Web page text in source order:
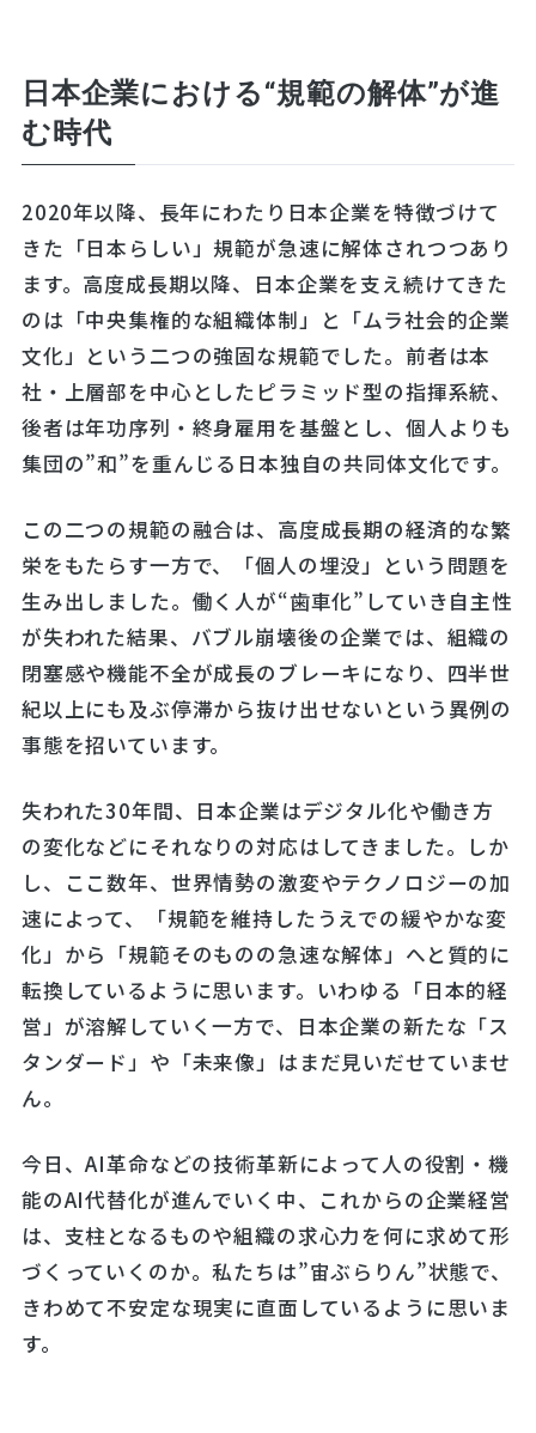
日本企業における“規範の解体”が進
む時代
2020年以降、長年にわたり日本企業を特徴づけて
きた「日本らしい」規範が急速に解体されつつあり
ます。高度成長期以降、日本企業を支え続けてきた
のは「中央集権的な組織体制」と「ムラ社会的企業
文化」という二つの強固な規範でした。前者は本
社・上層部を中心としたピラミッド型の指揮系統、
後者は年功序列・終身雇用を基盤とし、個人よりも
集団の”和”を重んじる日本独自の共同体文化です。
この二つの規範の融合は、高度成長期の経済的な繁
栄をもたらす一方で、「個人の埋没」という問題を
生み出しました。働く人が“歯車化”していき自主性
が失われた結果、バブル崩壊後の企業では、組織の
閉塞感や機能不全が成長のブレーキになり、四半世
紀以上にも及ぶ停滞から抜け出せないという異例の
事態を招いています。
失われた30年間、日本企業はデジタル化や働き方
の変化などにそれなりの対応はしてきました。しか
し、ここ数年、世界情勢の激変やテクノロジーの加
速によって、「規範を維持したうえでの緩やかな変
化」から「規範そのものの急速な解体」へと質的に
転換しているように思います。いわゆる「日本的経
営」が溶解していく一方で、日本企業の新たな「ス
タンダード」や「未来像」はまだ見いだせていませ
ん。
今日、AI革命などの技術革新によって人の役割・機
能のAI代替化が進んでいく中、これからの企業経営
は、支柱となるものや組織の求心力を何に求めて形
づくっていくのか。私たちは”宙ぶらりん”状態で、
きわめて不安定な現実に直面しているように思いま
す。